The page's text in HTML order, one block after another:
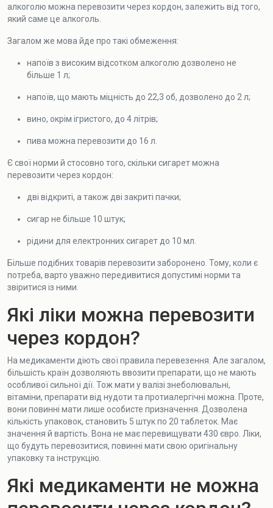
алкоголю можна перевозити через кордон, залежить від того,
який саме це алкоголь.
Загалом же мова йде про такі обмеження:
напоїв з високим відсотком алкоголю дозволено не
більше 1 л;
напоїв, що мають міцність до 22,3 об, дозволено до 2 л;
вино, окрім ігристого, до 4 літрів;
пива можна перевозити до 16 л.
Є свої норми й стосовно того, скільки сигарет можна
перевозити через кордон:
дві відкриті, а також дві закриті пачки;
сигар не більше 10 штук;
рідини для електронних сигарет до 10 мл.
Більше подібних товарів перевозити заборонено. Тому, коли є
потреба, варто уважно передивитися допустимі норми та
звіритися із ними.
Які ліки можна перевозити
через кордон?
На медикаменти діють свої правила перевезення. Але загалом,
більшість країн дозволяють ввозити препарати, що не мають
особливої сильної дії. Тож мати у валізі знеболювальні,
вітаміни, препарати від нудоти та протиалергічні можна. Проте,
вони повинні мати лише особисте призначення. Дозволена
кількість упаковок, становить 5 штук по 20 таблеток. Має
значення й вартість. Вона не має перевищувати 430 євро. Ліки,
що будуть перевозитися, повинні мати свою оригінальну
упаковку та інструкцію.
Які медикаменти не можна